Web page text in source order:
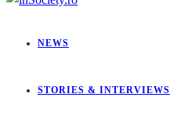
NEWS
STORIES & INTERVIEWS